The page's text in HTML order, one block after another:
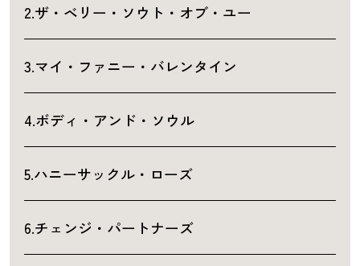
2.ザ・ベリー・ソウト・オブ・ユー
3.マイ・ファニー・バレンタイン
4.ボディ・アンド・ソウル
5.ハニーサックル・ローズ
6.チェンジ・パートナーズ